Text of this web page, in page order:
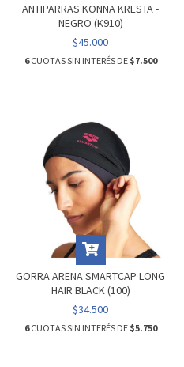
ANTIPARRAS KONNA KRESTA -
NEGRO (K910)
$45.000
6CUOTAS SIN INTERÉS DE $7.500
GORRA ARENA SMARTCAP LONG
HAIR BLACK (100)
$34.500
6CUOTAS SIN INTERÉS DE $5.750